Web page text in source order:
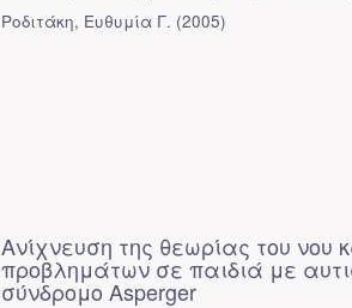
Ροδιτάκη, Ευθυμία Γ. (2005)
Ανίχνευση της θεωρίας του νου
προβλημάτων σε παιδιά με
σύνδρομο Asperger